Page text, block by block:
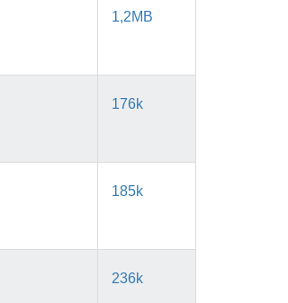
1,2MB
176k
185k
236k